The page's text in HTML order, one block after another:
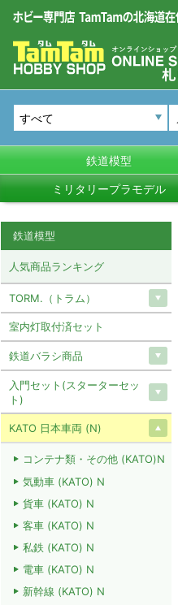
鉄道模型
ミリタリープラモデル
鉄道模型
人気商品ランキング
TORM.（トラム）
室内灯取付済セット
鉄道バラシ商品
入門セット(スターターセッ
ト)
KATO 日本車両 (N)
コンテナ類・その他 (KATO)N
気動車 (KATO) N
貨車 (KATO) N
客車 (KATO) N
私鉄 (KATO) N
電車 (KATO) N
新幹線 (KATO) N